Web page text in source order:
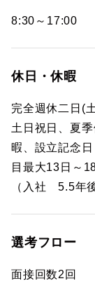
8:30～17:00
休日・休暇
完全週休二日(
土日祝日、夏
暇、設立記
目最大13日～
（入社 5.5年
選考フロー
面接回数2回